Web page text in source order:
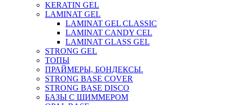
KERATIN GEL
LAMINAT GEL
LAMINAT GEL CLASSIС
LAMINAT CANDY CEL
LAMINAT GLASS GEL
STRONG GEL
ТОПЫ
ПРАЙМЕРЫ, БОНДЕКСЫ.
STRONG BASE COVER
STRONG BASE DISCO
БАЗЫ С ШИММЕРОМ